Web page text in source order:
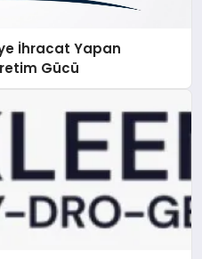
İhracat Yapan
Gücü